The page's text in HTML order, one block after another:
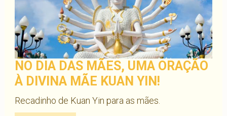
NO DIA DAS MÃES, UMA ORAÇÃO
À DIVINA MÃE KUAN YIN!
Recadinho de Kuan Yin para as mães.